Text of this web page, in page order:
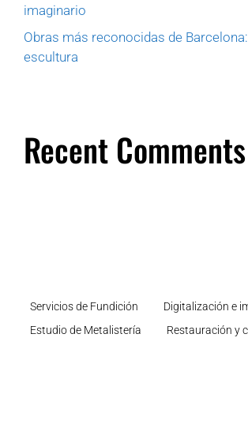
imaginario
Obras más reconocidas de
escultura
Recent Comments
Servicios de Fundición
Digitalización e
Estudio de Metalistería
Restauración y